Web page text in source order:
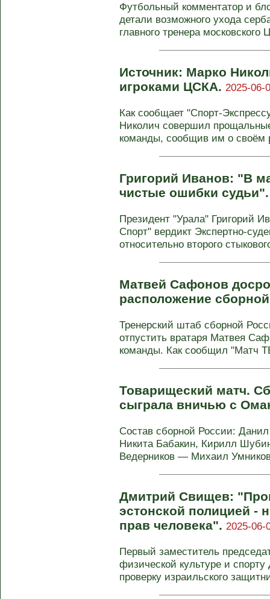
Футбольный комментатор и
детали возможного ухода
главного тренера
Источник: Марко
игроками ЦСКА. 2025-06-
Как сообщает "Спорт-
Николич совершил
команды, сообщив им о своём
Григорий Иванов: "В
чистые ошибки
Президент "Урала" Григорий
Спорт" вердикт Экспертно-
относительно второго
Матвей Сафонов
расположение
Тренерский штаб сборной
отпустить вратаря Матвея
команды. Как сообщил "Матч
Товарищеский матч.
сыграла вничью с
Состав сборной России:
Никита Бабакин, Кирилл
Ведерников — Михаил
Дмитрий Свищев:
эстонской полицией -
прав человека". 2025-06-
Первый заместитель
физической культуре и
проверку израильского